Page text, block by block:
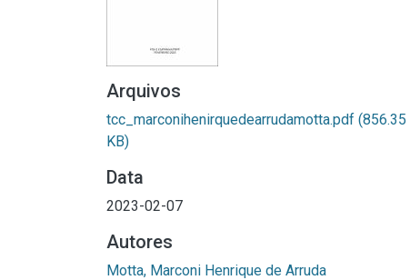
Arquivos
tcc_marconihenirquedearrudamotta.pdf (856.35
KB)
Data
2023-02-07
Autores
Motta, Marconi Henrique de Arruda